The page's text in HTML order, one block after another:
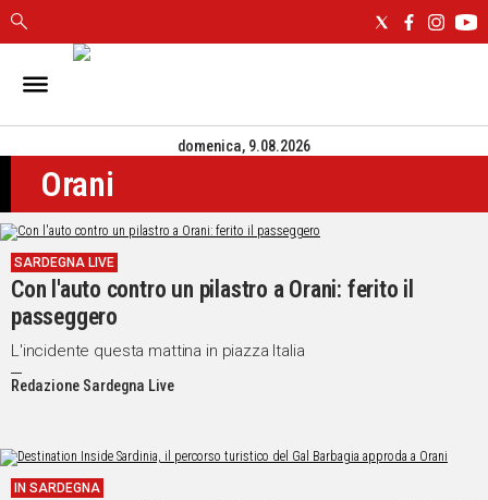
IN
CAGLIARI
SASSARI
NUORO
ORISTANO
SULCIS
GALLURA
OGLIASTRA
MEDIO
CAMPIDANO
NOTIZIE
POLITICA
domenica, 9.08.2026
Orani
SARDEGNA LIVE
Con l'auto contro un pilastro a Orani: ferito il
passeggero
L'incidente questa mattina in piazza Italia
Redazione Sardegna Live
IN SARDEGNA